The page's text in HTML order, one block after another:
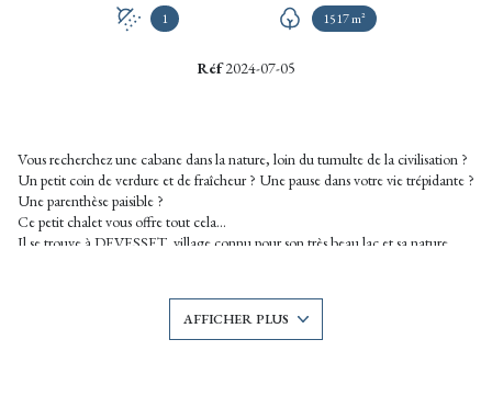
1 1517 m²
Réf2024-07-05
Vous recherchez une cabane dans la nature, loin du tumulte de la civilisation ?
Un petit coin de verdure et de fraîcheur ? Une pause dans votre vie trépidante ?
Une parenthèse paisible ?
Ce petit chalet vous offre tout cela...
Il se trouve à DEVESSET, village connu pour son très beau lac et sa nature
Ses 42,8 m² habitables sur 2 niveaux suffisent pour vous offrir le nécessaire : le
rez-de-chausse accueille le séjour ouvert sur la cuisine, un dégagement et une
salle d'eau avec wc. L'étage comprend une chambre mansardée et un espace
AFFICHER PLUS